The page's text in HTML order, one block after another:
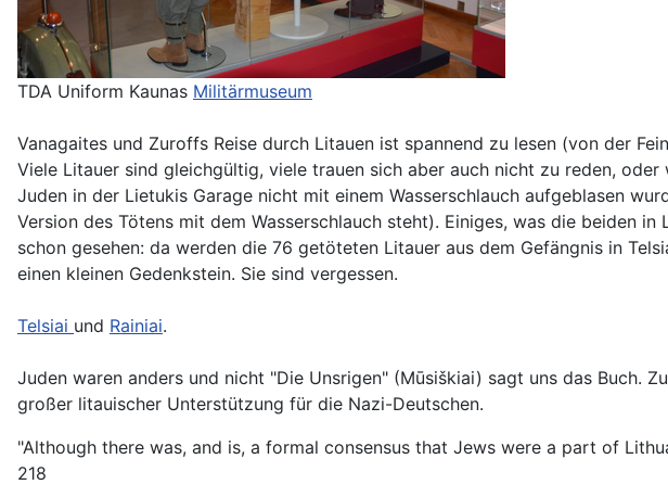
TDA Uniform Kaunas Militärmuseum
Vanagaites und Zuroffs Reise durch Litauen ist spannend zu lesen (von der
Viele Litauer sind gleichgültig, viele trauen sich aber auch nicht zu reden,
Juden in der Lietukis Garage nicht mit einem Wasserschlauch aufgeblasen
Version des Tötens mit dem Wasserschlauch steht). Einiges, was die beiden
schon gesehen: da werden die 76 getöteten Litauer aus dem Gefängnis in
einen kleinen Gedenkstein. Sie sind vergessen.
Telsiai und Rainiai.
Juden waren anders und nicht "Die Unsrigen" (Mūsiškiai) sagt uns das Buch.
großer litauischer Unterstützung für die Nazi-Deutschen.
"Although there was, and is, a formal consensus that Jews were a part of
218